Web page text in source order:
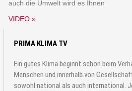
auch die Umwelt wird es Ihnen
VIDEO »
PRIMA KLIMA TV
Ein gutes Klima beginnt schon beim
Menschen und innerhalb von
sowohl national als auch international.